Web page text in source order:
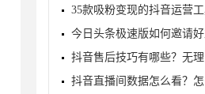
35款吸粉变现的抖音运营
抖音直播间数据怎么看？怎